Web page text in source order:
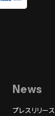
News
プレスリリース